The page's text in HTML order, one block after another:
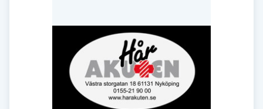
Fransborttagning
Fransförlängning